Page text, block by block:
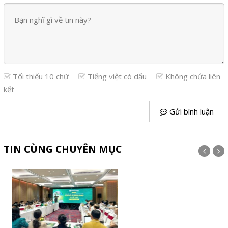
Tối thiểu 10 chữ Tiếng việt có dấu
Không chứa liên
kết
Gửi bình luận
TIN CÙNG CHUYÊN MỤC